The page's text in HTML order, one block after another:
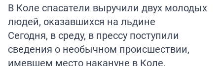
В Коле спасатели выручили двух молодых
людей, оказавшихся на льдине
Сегодня, в среду, в прессу поступили
сведения о необычном происшествии,
имевшем место накануне в Коле.